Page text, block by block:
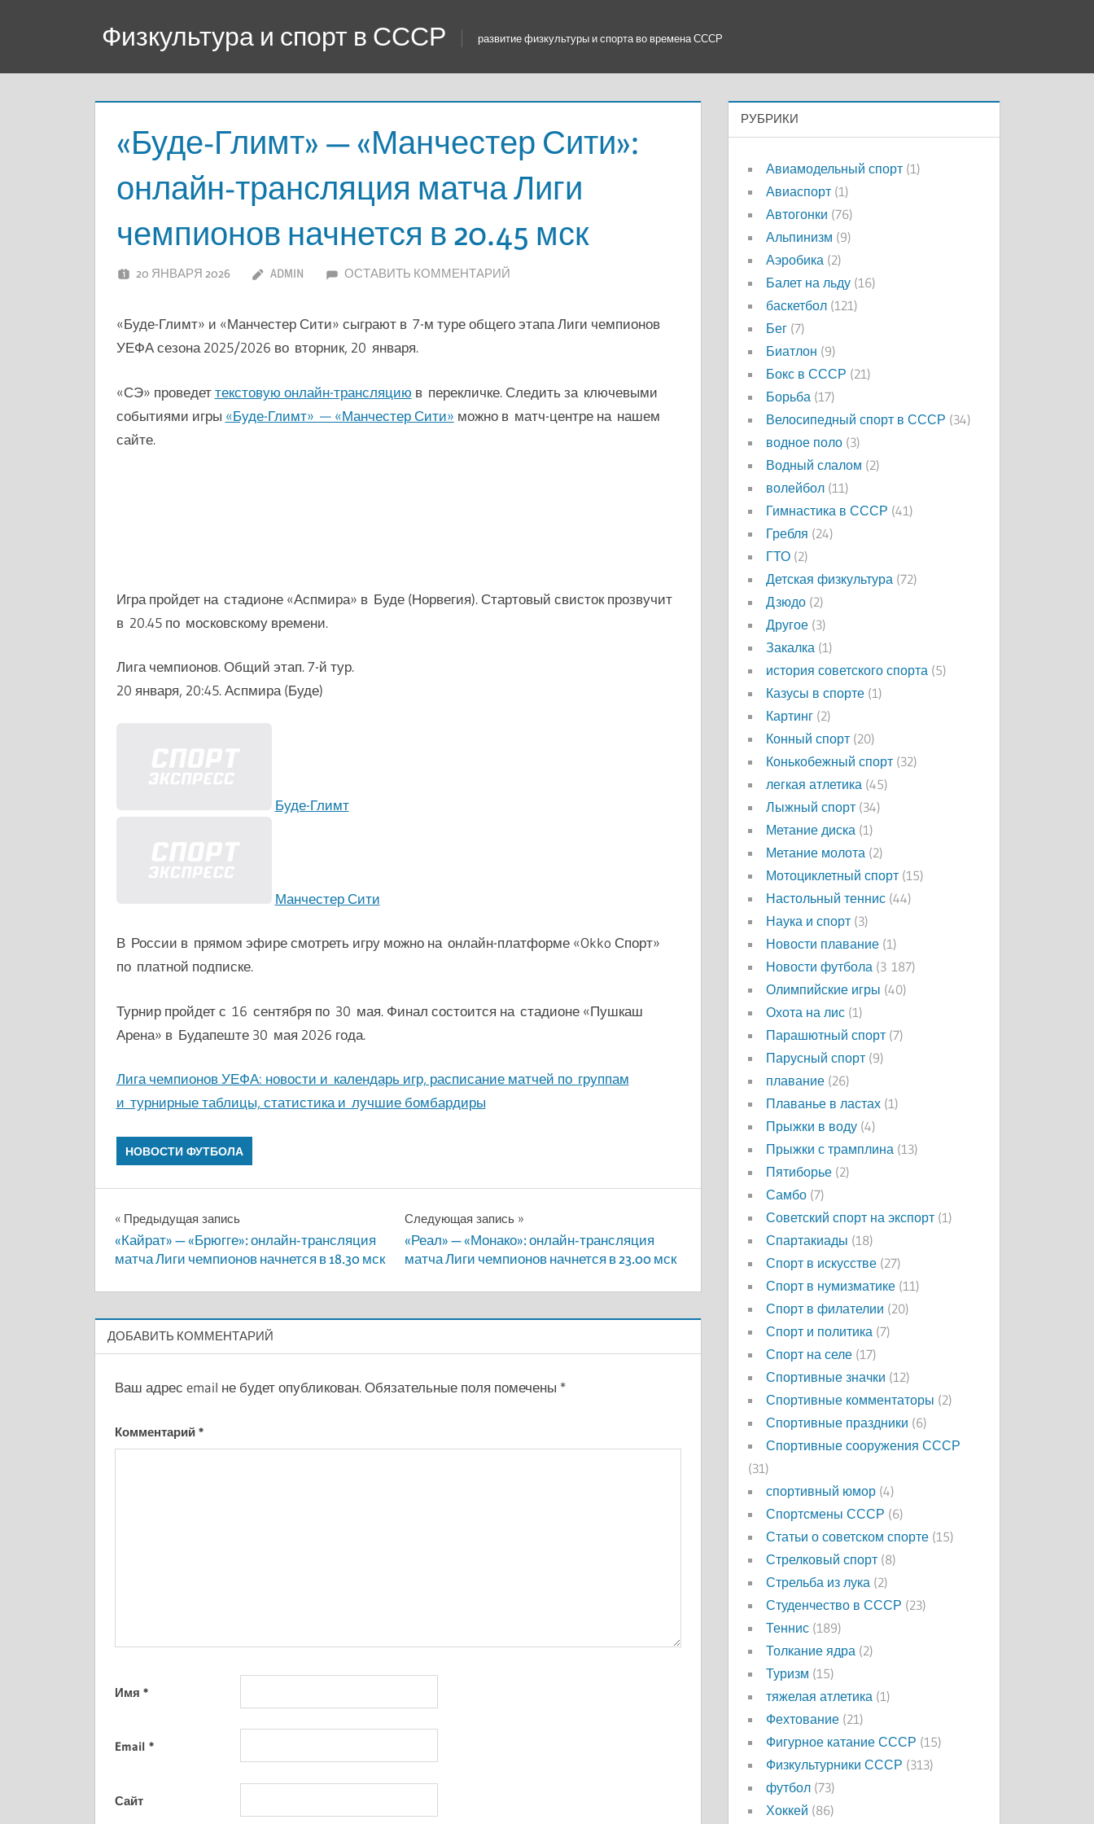
Физкультура и спорт в СССР развитие физкультуры и спорта во времена СССР
«Буде-Глимт» — «Манчестер Сити»:
онлайн-трансляция матча Лиги
чемпионов начнется в 20.45 мск
20 ЯНВАРЯ 2026 ADMIN ОСТАВИТЬ КОММЕНТАРИЙ
«Буде-Глимт» и «Манчестер Сити» сыграют в 7-м туре общего этапа Лиги чемпионов
УЕФА сезона 2025/2026 во вторник, 20 января.
«СЭ» проведеттекстовую онлайн-трансляцию в перекличке. Следить за ключевыми
событиями игры «Буде-Глимт» — «Манчестер Сити» можно в матч-центре на нашем
сайте.
Игра пройдет на стадионе «Аспмира» в Буде (Норвегия). Стартовый свисток прозвучит
в 20.45 по московскому времени.
Лига чемпионов. Общий этап. 7-й тур.
20 января, 20:45. Аспмира (Буде)
Буде-Глимт
Манчестер Сити
В России в прямом эфире смотреть игру можно на онлайн-платформе «Okko Спорт»
по платной подписке.
Турнир пройдет с 16 сентября по 30 мая. Финал состоится на стадионе «Пушкаш
Арена» в Будапеште 30 мая 2026 года.
Лига чемпионов УЕФА: новости и календарь игр, расписание матчей по группам
и турнирные таблицы, статистика и лучшие бомбардиры
НОВОСТИ ФУТБОЛА
Навигация
по
записям
Предыдущая запись
«Кайрат» — «Брюгге»: онлайн-трансляция
матча Лиги чемпионов начнется в 18.30 мск
Следующая запись
«Реал» — «Монако»: онлайн-трансляция
матча Лиги чемпионов начнется в 23.00 мск
ДОБАВИТЬ КОММЕНТАРИЙ
Ваш адрес email не будет опубликован.Обязательные поля помечены *
Комментарий *
Имя *
Email *
Сайт
РУБРИКИ
Авиамодельный спорт (1)
Авиаспорт (1)
Автогонки (76)
Альпинизм (9)
Аэробика (2)
Балет на льду (16)
баскетбол (121)
Бег (7)
Биатлон (9)
Бокс в СССР (21)
Борьба (17)
Велосипедный спорт в СССР (34)
водное поло (3)
Водный слалом (2)
волейбол (11)
Гимнастика в СССР (41)
Гребля (24)
ГТО (2)
Детская физкультура (72)
Дзюдо (2)
Другое (3)
Закалка (1)
история советского спорта (5)
Казусы в спорте (1)
Картинг (2)
Конный спорт (20)
Конькобежный спорт (32)
легкая атлетика (45)
Лыжный спорт (34)
Метание диска (1)
Метание молота (2)
Мотоциклетный спорт (15)
Настольный теннис (44)
Наука и спорт (3)
Новости плавание (1)
Новости футбола (3 187)
Олимпийские игры (40)
Охота на лис (1)
Парашютный спорт (7)
Парусный спорт (9)
плавание (26)
Плаванье в ластах (1)
Прыжки в воду (4)
Прыжки с трамплина (13)
Пятиборье (2)
Самбо (7)
Советский спорт на экспорт (1)
Спартакиады (18)
Спорт в искусстве (27)
Спорт в нумизматике (11)
Спорт в филателии (20)
Спорт и политика (7)
Спорт на селе (17)
Спортивные значки (12)
Спортивные комментаторы (2)
Спортивные праздники (6)
Спортивные сооружения СССР
(31)
спортивный юмор (4)
Спортсмены СССР (6)
Статьи о советском спорте (15)
Стрелковый спорт (8)
Стрельба из лука (2)
Студенчество в СССР (23)
Теннис (189)
Толкание ядра (2)
Туризм (15)
тяжелая атлетика (1)
Фехтование (21)
Фигурное катание СССР (15)
Физкультурники СССР (313)
футбол (73)
Хоккей (86)